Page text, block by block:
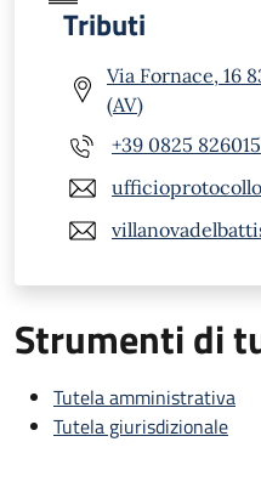
Tributi
Via Fornace, 16
(AV)
+39 0825 826015
Strumenti di
Tutela amministrativa
Tutela giurisdizionale